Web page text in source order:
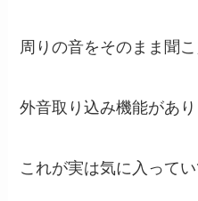
周りの音をそのまま聞
外音取り込み機能があり
これが実は気に入ってい